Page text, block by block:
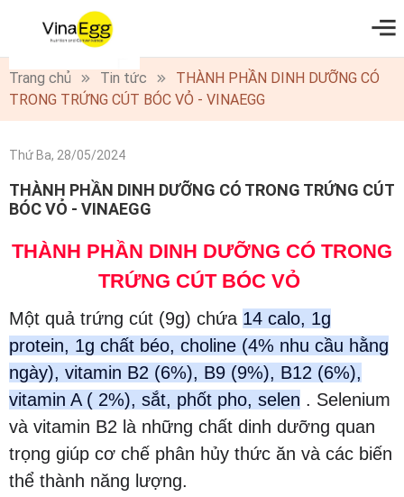
0
Trang chủ Tin tức
THÀNH PHẦN DINH DƯỠNG CÓ
TRONG TRỨNG CÚT BÓC VỎ - VINAEGG
Thứ Ba, 28/05/2024
THÀNH PHẦN DINH DƯỠNG CÓ TRONG TRỨNG CÚT
BÓC VỎ - VINAEGG
THÀNH PHẦN DINH DƯỠNG CÓ TRONG
TRỨNG CÚT BÓC VỎ
Một quả trứng cút (9g) chứa 14 calo, 1g
protein, 1g chất béo, choline (4% nhu cầu hằng
ngày), vitamin B2 (6%), B9 (9%), B12 (6%),
vitamin A ( 2%), sắt, phốt pho, selen . Selenium
và vitamin B2 là những chất dinh dưỡng quan
trọng giúp cơ chế phân hủy thức ăn và các biến
thể thành năng lượng.